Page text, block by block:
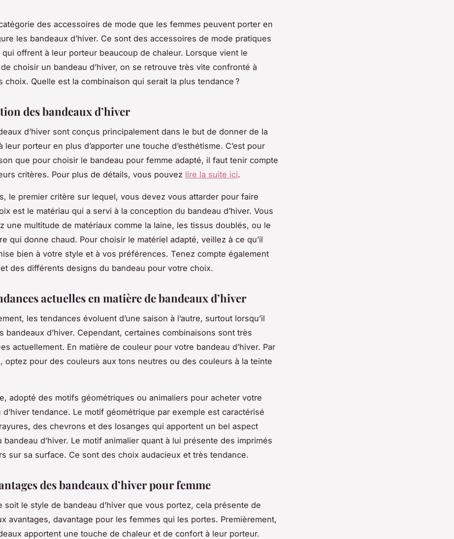
des accessoires de mode que les femmes peuvent porter en
les bandeaux d’hiver. Ce sont des accessoires de mode pratiques
offrent à leur porteur beaucoup de chaleur. Lorsque vient le
choisir un bandeau d’hiver, on se retrouve très vite confronté à
choix. Quelle est la combinaison qui serait la plus tendance ?
des bandeaux d’hiver
d’hiver sont conçus principalement dans le but de donner de la
leur porteur en plus d’apporter une touche d’esthétisme. C’est pour
que pour choisir le bandeau pour femme adapté, il faut tenir compte
critères. Pour plus de détails, vous pouvez lire la suite ici.
le premier critère sur lequel, vous devez vous attarder pour faire
est le matériau qui a servi à la conception du bandeau d’hiver. Vous
une multitude de matériaux comme la laine, les tissus doublés, ou le
qui donne chaud. Pour choisir le matériel adapté, veillez à ce qu’il
bien à votre style et à vos préférences. Tenez compte également
des différents designs du bandeau pour votre choix.
actuelles en matière de bandeaux d’hiver
les tendances évoluent d’une saison à l’autre, surtout lorsqu’il
bandeaux d’hiver. Cependant, certaines combinaisons sont très
actuellement. En matière de couleur pour votre bandeau d’hiver. Par
optez pour des couleurs aux tons neutres ou des couleurs à la teinte
adopté des motifs géométriques ou animaliers pour acheter votre
d’hiver tendance. Le motif géométrique par exemple est caractérisé
des chevrons et des losanges qui apportent un bel aspect
bandeau d’hiver. Le motif animalier quant à lui présente des imprimés
sur sa surface. Ce sont des choix audacieux et très tendance.
des bandeaux d’hiver pour femme
soit le style de bandeau d’hiver que vous portez, cela présente de
avantages, davantage pour les femmes qui les portes. Premièrement,
apportent une touche de chaleur et de confort à leur porteur.